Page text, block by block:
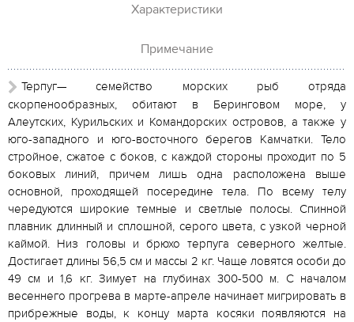
Характеристики
Примечание
Терпуг— семейство морских рыб отряда
скорпенообразных, обитают в Беринговом море, у
Алеутских, Курильских и Командорских островов, а также у
юго-западного и юго-восточного берегов Камчатки. Тело
стройное, сжатое с боков, с каждой стороны проходит по 5
боковых линий, причем лишь одна расположена выше
основной, проходящей посередине тела. По всему телу
чередуются широкие темные и светлые полосы. Спинной
плавник длинный и сплошной, серого цвета, с узкой черной
каймой. Низ головы и брюхо терпуга северного желтые.
Достигает длины 56,5 см и массы 2 кг. Чаще ловятся особи до
49 см и 1,6 кг. Зимует на глубинах 300-500 м. С началом
весеннего прогрева в марте-апреле начинает мигрировать в
прибрежные воды, к концу марта косяки появляются на